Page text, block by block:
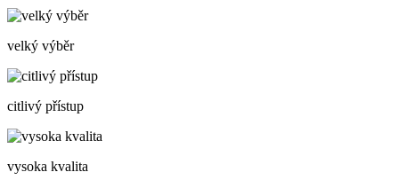
velký výběr
citlivý přístup
vysoka kvalita